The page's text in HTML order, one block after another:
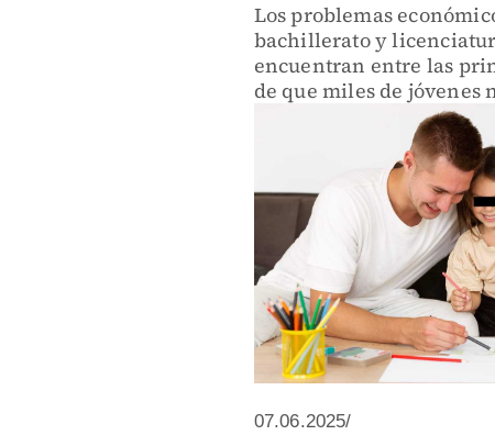
Los problemas
bachillerato y
encuentran entre las
de que miles de jóvenes
continuar con sus
se agravan por la poca
07.06.2025/